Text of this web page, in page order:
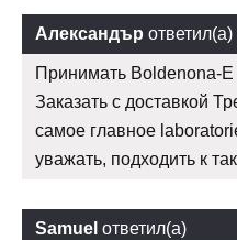
Александър ответил(а)
Принимать Boldenona-
Заказать с доставкой
самое главное
уважать, подходить к
Samuel ответил(а)